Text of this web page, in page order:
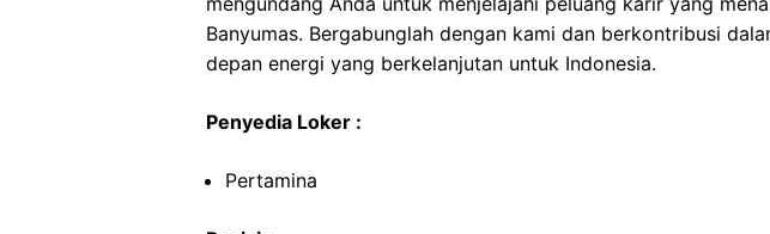
Banyumas. Bergabunglah dengan kami dan berkontribusi
depan energi yang berkelanjutan untuk Indonesia.
Penyedia Loker :
Pertamina